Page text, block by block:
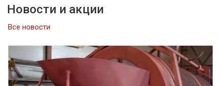
Все новости
Новости и акции